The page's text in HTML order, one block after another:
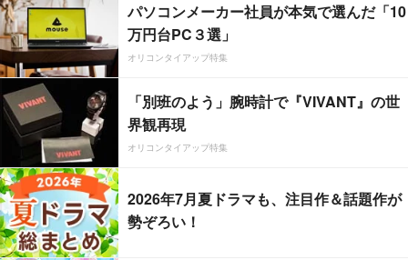
パソコンメーカー社員が本気で選んだ「10
万円台PC３選」
オリコンタイアップ特集
「別班のよう」腕時計で『VIVANT』の世
界観再現
オリコンタイアップ特集
2026年7月夏ドラマも、注目作＆話題作が
勢ぞろい！